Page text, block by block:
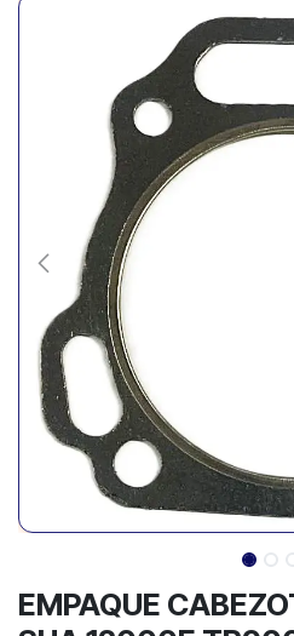
EMPAQUE